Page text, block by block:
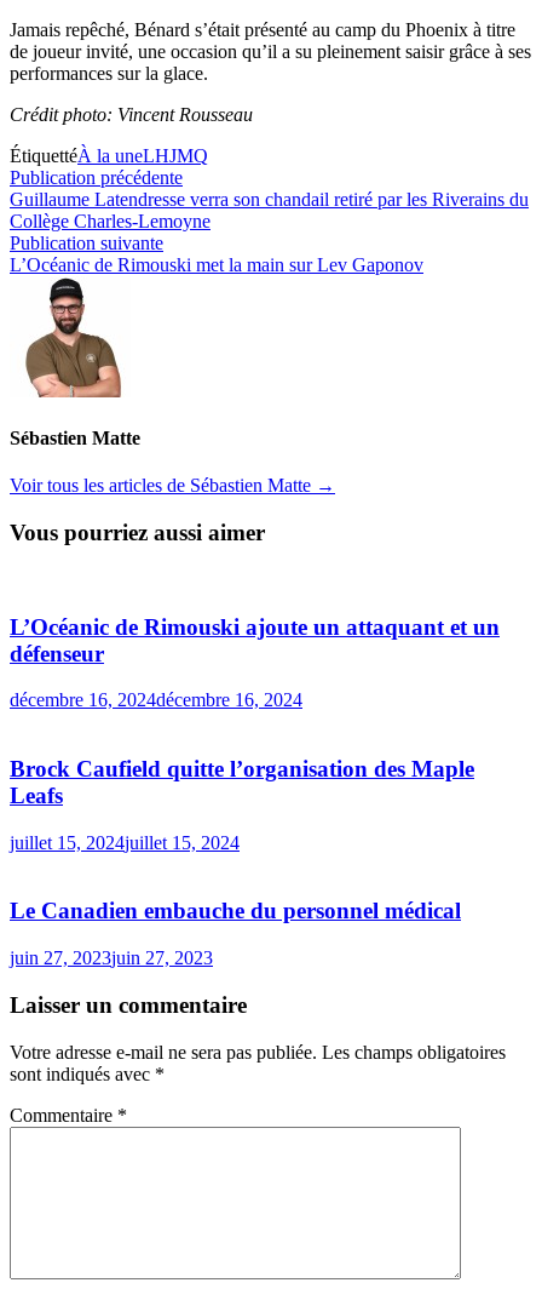
Jamais repêché, Bénard s’était présenté au camp du Phoenix à titre
de joueur invité, une occasion qu’il a su pleinement saisir grâce à ses
performances sur la glace.
Crédit photo: Vincent Rousseau
ÉtiquettéÀ la uneLHJMQ
Navigation
de
l’article
Publication précédentePublication
précédente :
Guillaume Latendresse verra son chandail retiré par les Riverains du
Collège Charles-Lemoyne
Publication suivantePublication
suivante :
L’Océanic de Rimouski met la main sur Lev Gaponov
Sébastien Matte
Voir tous les articles de Sébastien Matte →
Vous pourriez aussi aimer
L’Océanic de Rimouski ajoute un attaquant et un
défenseur
décembre 16, 2024décembre 16, 2024
Brock Caufield quitte l’organisation des Maple
Leafs
juillet 15, 2024juillet 15, 2024
Le Canadien embauche du personnel médical
juin 27, 2023juin 27, 2023
Laisser un commentaire
Votre adresse e-mail ne sera pas publiée. Les champs obligatoires
sont indiqués avec *
Commentaire *